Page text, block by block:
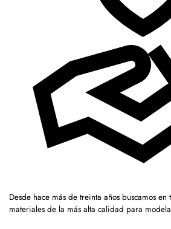
Desde hace más de treinta años buscamos
materiales de la más alta calidad para